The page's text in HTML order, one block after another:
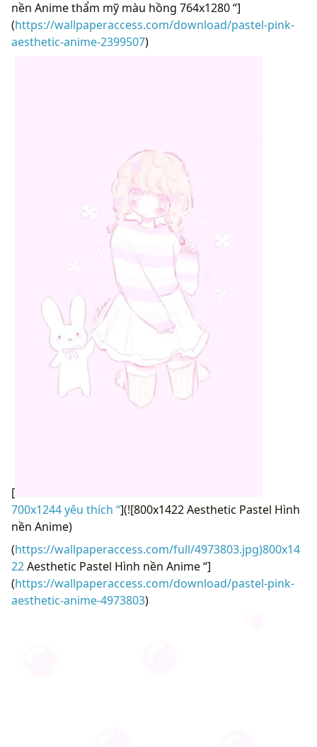
nền Anime thẩm mỹ màu hồng 764x1280 “]
(https://wallpaperaccess.com/download/pastel-pink-
aesthetic-anime-2399507)
[
700x1244 yêu thích “](![800x1422 Aesthetic Pastel Hình
nền Anime)
(https://wallpaperaccess.com/full/4973803.jpg)800x14
22Aesthetic Pastel Hình nền Anime “]
(https://wallpaperaccess.com/download/pastel-pink-
aesthetic-anime-4973803)